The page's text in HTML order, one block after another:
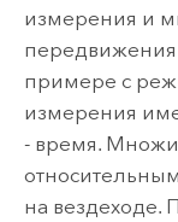
измерения и
передвижения
примере с
измерения
- время.
на вездеходе.